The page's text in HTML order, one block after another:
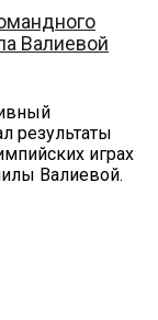
Валиевой
результаты
играх
Валиевой.